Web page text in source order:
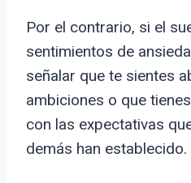
Por el contrario, si el
sentimientos de
señalar que te sientes
ambiciones o que
con las expectativas
demás han establecido.